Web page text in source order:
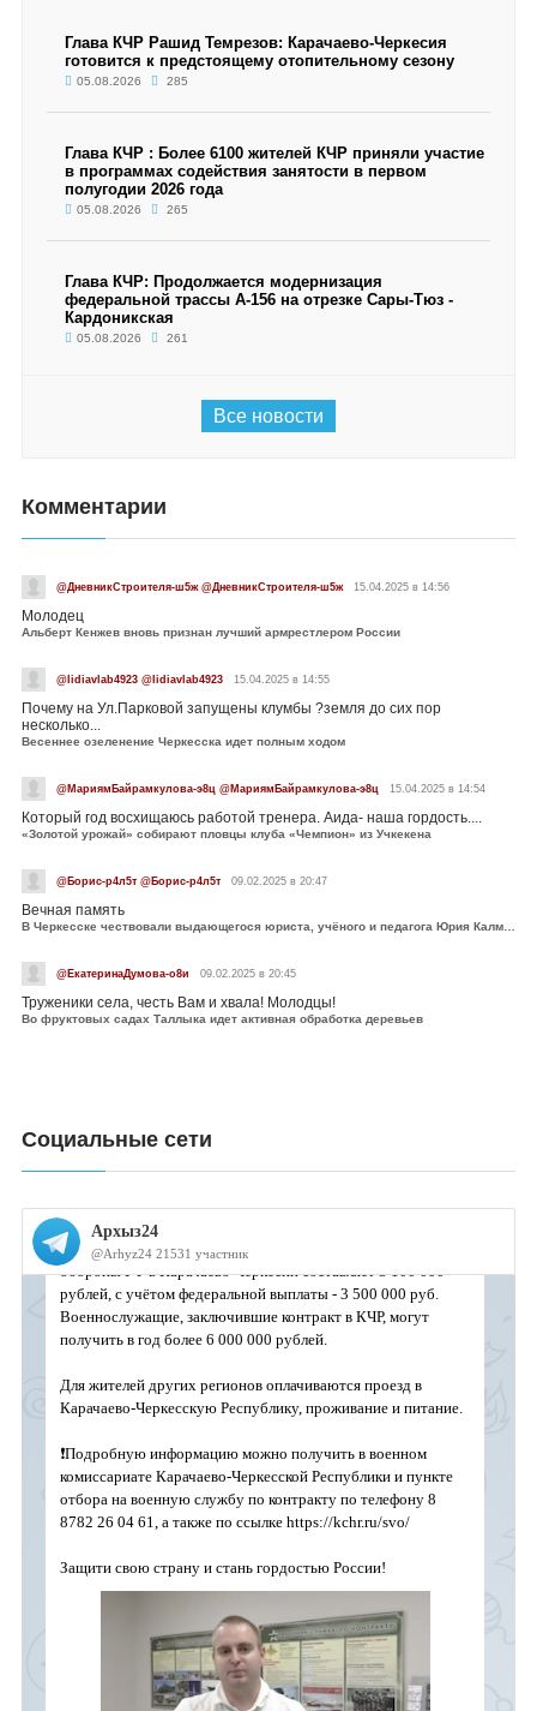
Глава КЧР Рашид Темрезов: Карачаево-Черкесия
готовится к предстоящему отопительному сезону
05.08.2026 285
Глава КЧР : Более 6100 жителей КЧР приняли участие
в программах содействия занятости в первом
полугодии 2026 года
05.08.2026 265
Глава КЧР: Продолжается модернизация
федеральной трассы А-156 на отрезке Сары-Тюз -
Кардоникская
05.08.2026 261
Все новости
Комментарии
@ДневникСтроителя-ш5ж @ДневникСтроителя-ш5ж 15.04.2025 в 14:56
Молодец
Альберт Кенжев вновь признан лучший армрестлером России
@lidiavlab4923 @lidiavlab4923 15.04.2025 в 14:55
Почему на Ул.Парковой запущены клумбы ?земля до сих пор
несколько...
Весеннее озеленение Черкесска идет полным ходом
@МариямБайрамкулова-э8ц @МариямБайрамкулова-э8ц 15.04.2025 в 14:54
Который год восхищаюсь работой тренера. Аида- наша гордость....
«Золотой урожай» собирают пловцы клуба «Чемпион» из Учкекена
@Борис-р4л5т @Борис-р4л5т 09.02.2025 в 20:47
Вечная память
В Черкесске чествовали выдающегося юриста, учёного и педагога Юрия Калмыкова
@ЕкатеринаДумова-о8и 09.02.2025 в 20:45
Труженики села, честь Вам и хвала! Молодцы!
Во фруктовых садах Таллыка идет активная обработка деревьев
Социальные сети